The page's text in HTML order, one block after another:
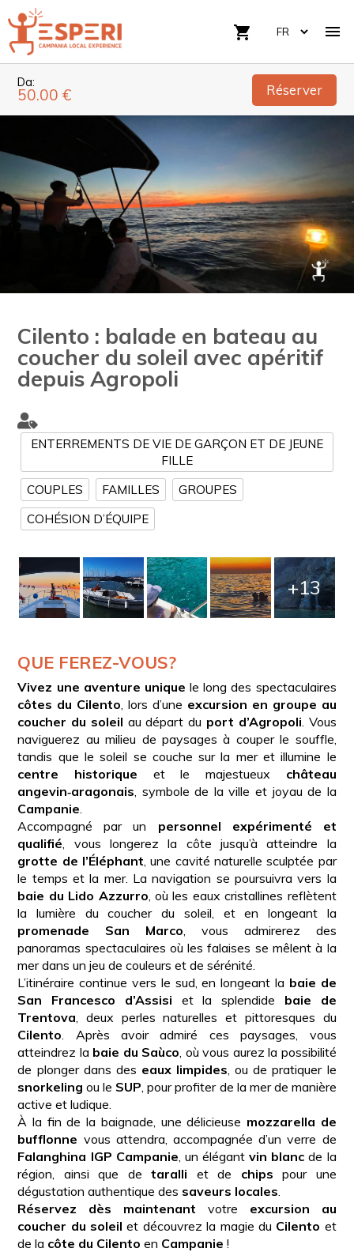

shopping_cart
Da:
50.00 € Réserver
Cilento : balade en bateau au
coucher du soleil avec apéritif
depuis Agropoli
ENTERREMENTS DE VIE DE GARÇON ET DE JEUNE
FILLE
COUPLES
FAMILLES
GROUPES
COHÉSION D’ÉQUIPE
+13
QUE FEREZ-VOUS?
Vivez une aventure unique le long des spectaculaires
côtes du Cilento , lors d’une excursion en groupe au
coucher du soleil au départ du port d’Agropoli . Vous
naviguerez au milieu de paysages à couper le souffle,
tandis que le soleil se couche sur la mer et illumine le
centre historique et le majestueux château
angevin‑aragonais , symbole de la ville et joyau de la
Campanie
Accompagné par un personnel expérimenté et
qualifié , vous longerez la côte jusqu’à atteindre la
grotte de l’Éléphant , une cavité naturelle sculptée par
le temps et la mer. La navigation se poursuivra vers la
baie du Lido Azzurro , où les eaux cristallines reflètent
la lumière du coucher du soleil, et en longeant la
promenade San Marco , vous admirerez des
panoramas spectaculaires où les falaises se mêlent à la
mer dans un jeu de couleurs et de sérénité.
L’itinéraire continue vers le sud, en longeant la baie de
San Francesco d’Assisi et la splendide baie de
Trentova , deux perles naturelles et pittoresques du
Cilento . Après avoir admiré ces paysages, vous
atteindrez la baie du Saùco , où vous aurez la possibilité
de plonger dans des eaux limpides , ou de pratiquer le
snorkeling ou le SUP , pour profiter de la mer de manière
active et ludique.
À la fin de la baignade, une délicieuse mozzarella de
bufflonne vous attendra, accompagnée d’un verre de
Falanghina IGP Campanie , un élégantvin blanc de la
région, ainsi que detaralli et de chips pour une
dégustation authentique des saveurs locales
Réservez dès maintenant votre excursion au
coucher du soleil et découvrez la magie du Cilento et
de la côte du Cilento en Campanie !